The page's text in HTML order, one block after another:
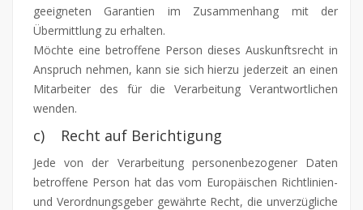
geeigneten Garantien im Zusammenhang mit der
Übermittlung zu erhalten.
Möchte eine betroffene Person dieses Auskunftsrecht in
Anspruch nehmen, kann sie sich hierzu jederzeit an einen
Mitarbeiter des für die Verarbeitung Verantwortlichen
wenden.
c) Recht auf Berichtigung
Jede von der Verarbeitung personenbezogener Daten
betroffene Person hat das vom Europäischen Richtlinien-
und Verordnungsgeber gewährte Recht, die unverzügliche